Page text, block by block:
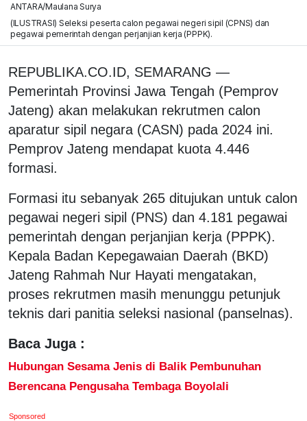
ANTARA/Maulana Surya
(ILUSTRASI) Seleksi peserta calon pegawai negeri sipil (CPNS) dan
pegawai pemerintah dengan perjanjian kerja (PPPK).
REPUBLIKA.CO.ID, SEMARANG —
Pemerintah Provinsi Jawa Tengah (Pemprov
Jateng) akan melakukan rekrutmen calon
aparatur sipil negara (CASN) pada 2024 ini.
Pemprov Jateng mendapat kuota 4.446
formasi.
Formasi itu sebanyak 265 ditujukan untuk calon
pegawai negeri sipil (PNS) dan 4.181 pegawai
pemerintah dengan perjanjian kerja (PPPK).
Kepala Badan Kepegawaian Daerah (BKD)
Jateng Rahmah Nur Hayati mengatakan,
proses rekrutmen masih menunggu petunjuk
teknis dari panitia seleksi nasional (panselnas).
Baca Juga :
Hubungan Sesama Jenis di Balik Pembunuhan
Berencana Pengusaha Tembaga Boyolali
Sponsored